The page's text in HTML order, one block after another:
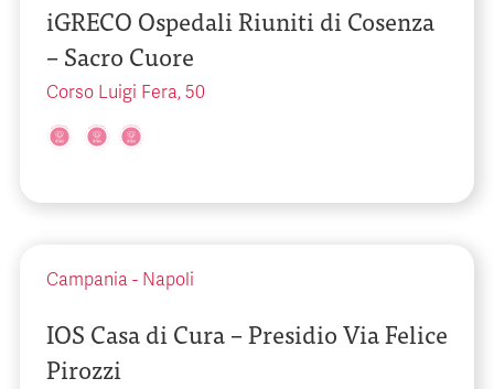
iGRECO Ospedali Riuniti di Cosenza
– Sacro Cuore
Corso Luigi Fera, 50
Campania - Napoli
IOS Casa di Cura – Presidio Via Felice
Pirozzi